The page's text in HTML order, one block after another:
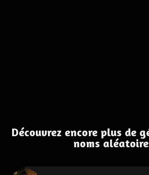
Découvrez encore plus de
noms